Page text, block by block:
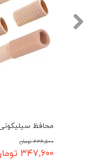
۴۳۴,۵۰۰ تومان
۳۴۷,۶۰۰ تومان